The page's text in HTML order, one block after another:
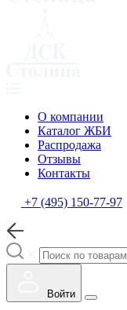
О компании
Каталог ЖБИ
Распродажа
Отзывы
Контакты
+7 (495) 150-77-97
Войти